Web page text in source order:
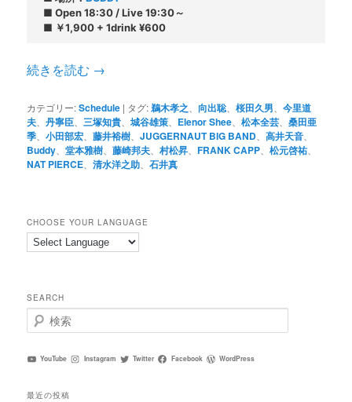
■ Open 18:30 / Live 19:30～
■ ￥1,900 + 1drink ¥600
続きを読む →
カテゴリー:Schedule | タグ:鵜木孝之 、向出聡 、桜田久男 、今里道
夫 、丹寧臣 三塚知貴 、城谷雄策 Elenor Shee 、松本全芸 、桑田亜
季 、小田部宏 、藤井裕樹 、JUGGERNAUT BIG BAND 、高井天音
Buddy 、堂本雅樹 、藤崎邦夫 、村松昇 、FRANK CAPP 、松元啓祐
NAT PIERCE 、清水洋之助 、石井真
CHOOSE YOUR LANGUAGE
SEARCH
検
索
YouTube Instagram Twitter Facebook WordPress
最近の投稿